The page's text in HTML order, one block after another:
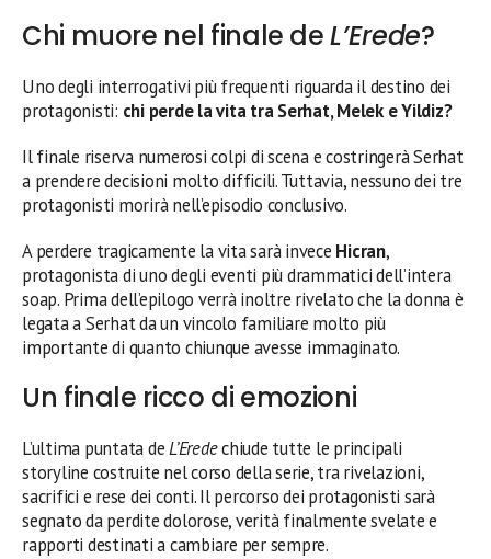
Chi muore nel finale deL’Erede?
Uno degli interrogativi più frequenti riguarda il destino dei
protagonisti: chi perde la vita tra Serhat, Melek e Yildiz?
Il finale riserva numerosi colpi di scena e costringerà Serhat
a prendere decisioni molto difficili. Tuttavia, nessuno dei tre
protagonisti morirà nell’episodio conclusivo.
A perdere tragicamente la vita sarà invece Hicran,
protagonista di uno degli eventi più drammatici dell’intera
soap. Prima dell’epilogo verrà inoltre rivelato che la donna è
legata a Serhat da un vincolo familiare molto più
importante di quanto chiunque avesse immaginato.
Un finale ricco di emozioni
L’ultima puntata deL’Eredechiude tutte le principali
storyline costruite nel corso della serie, tra rivelazioni,
sacrifici e rese dei conti. Il percorso dei protagonisti sarà
segnato da perdite dolorose, verità finalmente svelate e
rapporti destinati a cambiare per sempre.